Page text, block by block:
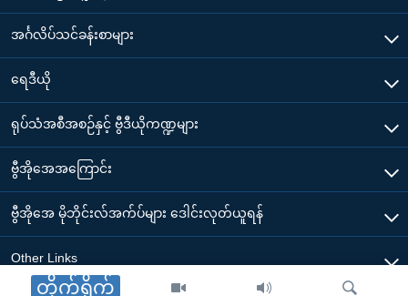
တိုက်ရိုက်
အင်္ဂလိပ်သင်ခန်းစာများ
ရေဒီယို
ရုပ်သံအစီအစဉ်နှင့် ဗွီဒီယိုကဏ္ဍများ
ဗွီအိုအေအကြောင်း
ဗွီအိုအေ မိုဘိုင်းလ်အက်ပ်များ ဒေါင်းလုတ်ယူရန်
Other Links